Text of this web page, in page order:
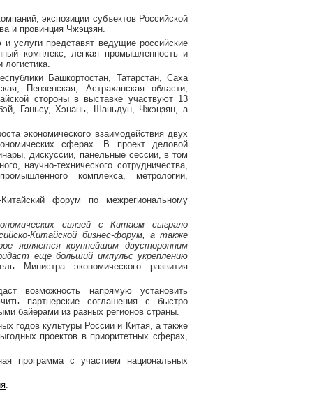
экспозиции субъектов Российской
и провинция Чжэцзян.
услуги представят ведущие российские
комплекс, легкая промышленность и
Башкортостан, Татарстан, Саха
Пензенская, Астраханская области;
стороны в выставке участвуют 13
Ганьсу, Хэнань, Шаньдун, Чжэцзян, а
экономического взаимодействия двух
сферах. В проект деловой
дискуссии, панельные сессии, в том
научно-технического сотрудничества,
комплекса, метрологии,
форум по межрегиональному
связей с Китаем сыграло
Китайской бизнес-форум, а также
является крупнейшим двусторонним
еще больший импульс укреплению
Министра экономического развития
возможность напрямую установить
партнерские соглашения с быстро
байерами из разных регионов страны.
годов культуры России и Китая, а также
проектов в приоритетных сферах,
программа с участием национальных
.